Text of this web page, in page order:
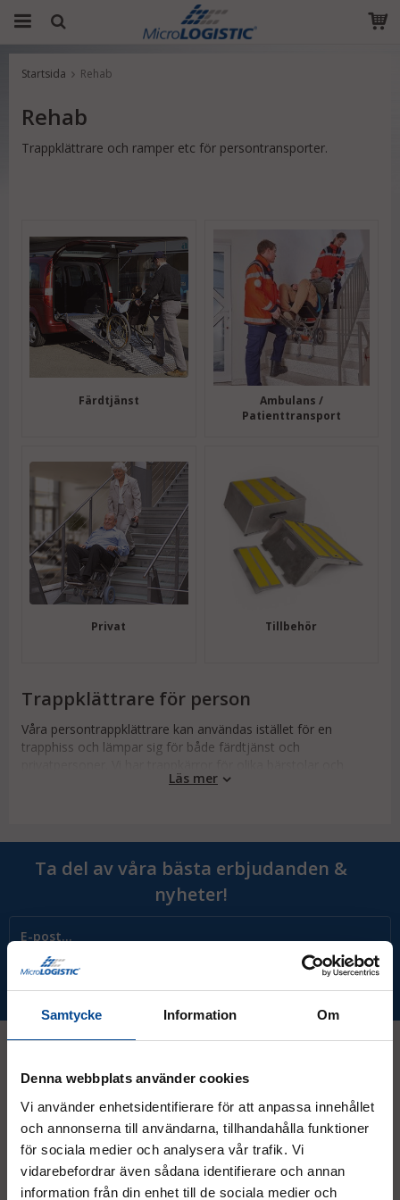
Samtycke Information Om
Denna webbplats använder cookies
Vi använder enhetsidentifierare för att anpassa innehållet
och annonserna till användarna, tillhandahålla funktioner
för sociala medier och analysera vår trafik. Vi
vidarebefordrar även sådana identifierare och annan
information från din enhet till de sociala medier och
Produkten har blivit tillagd i varukorgen
Startsida Rehab
Rehab
Trappklättrare och ramper etc för persontransporter.
Färdtjänst
Ambulans /
Patienttransport
Privat Tillbehör
Trappklättrare för person
Våra persontrappklättrare kan användas istället för en
trapphiss och lämpar sig för både färdtjänst och
Transport av rullstol i trappor kan vara bökigt. För det krävs
en vagn anpassad för rullstolar och som dessutom klättrar i
trappor. Dessa hittar du hos oss. Om du har frågor om dessa
är du välkommen att kontakta oss.
Läs mer
Ta del av våra bästa erbjudanden &
nyheter!
08 - 544 401 50
info@micrologistic.com